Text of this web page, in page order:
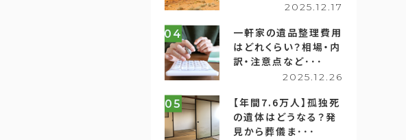
2025.12.17
04
一軒家の遺品整理費用
はどれくらい？相場・内
訳・注意点など･･･
2025.12.26
05
【年間7.6万人】孤独死
の遺体はどうなる？発
見から葬儀ま･･･